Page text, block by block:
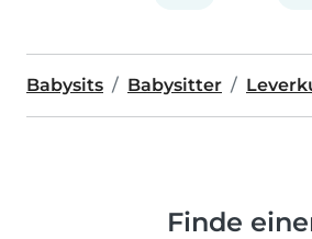
Babysits Babysitter
Finde